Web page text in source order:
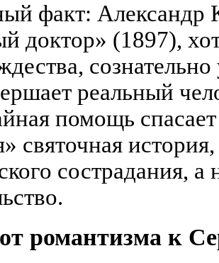
факт: Александр
доктор» (1897),
реальный
помощь
святочная
сострадания, а
романтизма к